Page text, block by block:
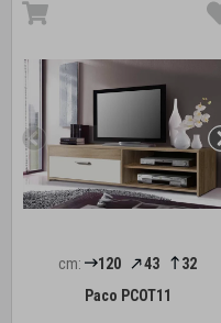
cm: 120 43
32
Paco PCOT11